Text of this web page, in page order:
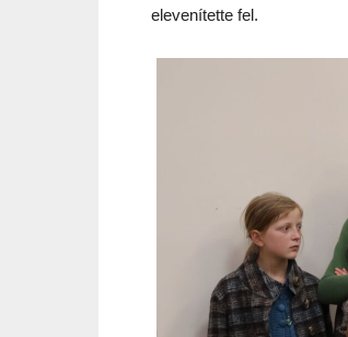
elevenítette fel.